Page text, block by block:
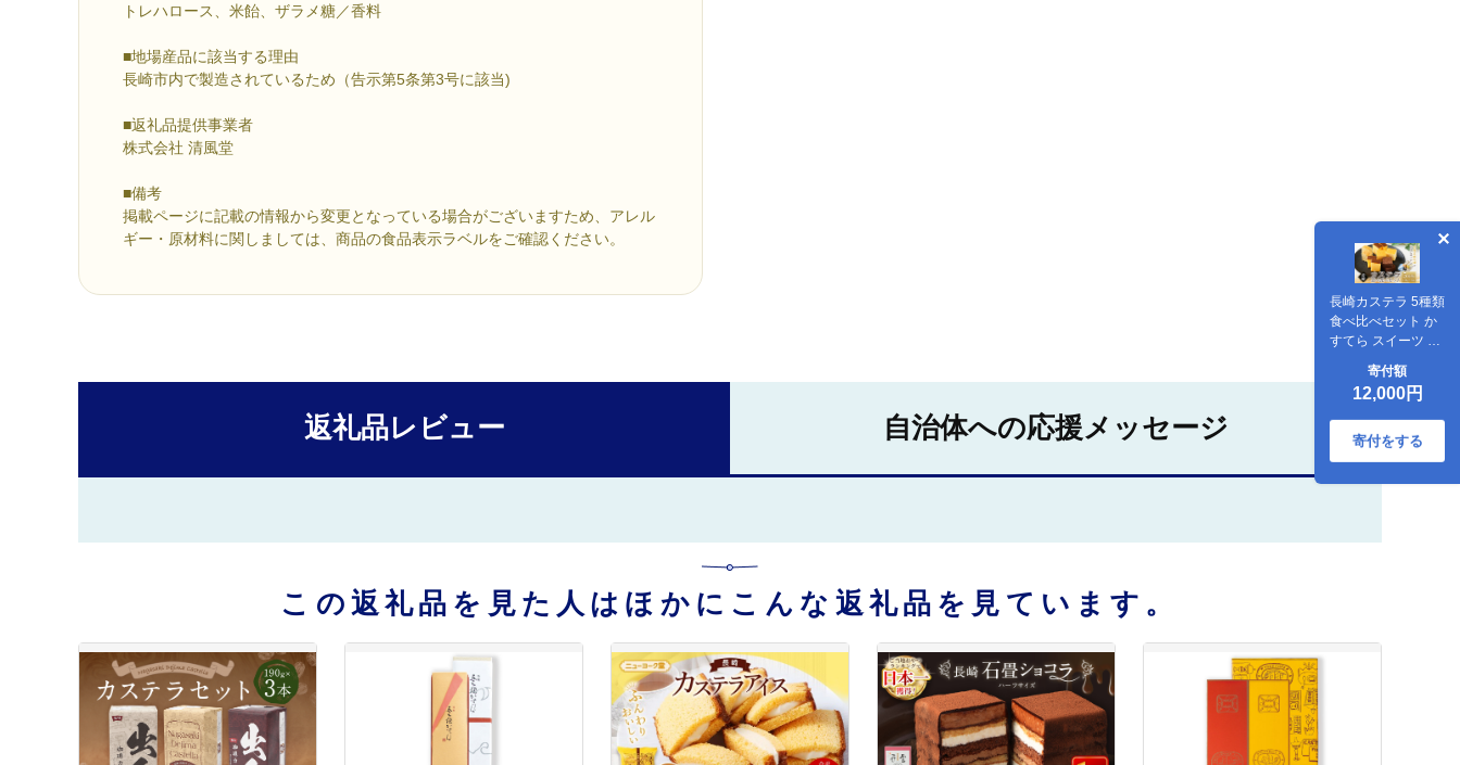
トレハロース、米飴、ザラメ糖／香料
■地場産品に該当する理由
長崎市内で製造されているため（告示第5条第3号に該当)
■返礼品提供事業者
株式会社 清風堂
■備考
掲載ページに記載の情報から変更となっている場合がございますため、アレル
ギー・原材料に関しましては、商品の食品表示ラベルをご確認ください。
長崎カステラ 5種類
食べ比べセット か
すてら スイーツ 洋
寄付額
12,000円
寄付をする
返礼品レビュー 自治体への応援メッセージ
この返礼品を見た人はほかにこんな返礼品を見ています。